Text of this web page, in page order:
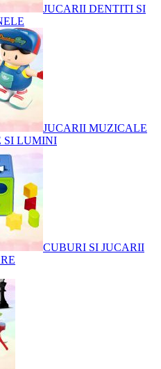
JUCARII DENTITI SI
JUCARII MUZICALE
SI LUMINI
CUBURI SI JUCARII